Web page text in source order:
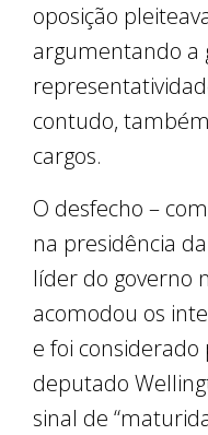
oposição
argumentando a
contudo,
cargos.
O desfecho –
na presidência
líder do governo
acomodou os
e foi considerado
deputado
sinal de